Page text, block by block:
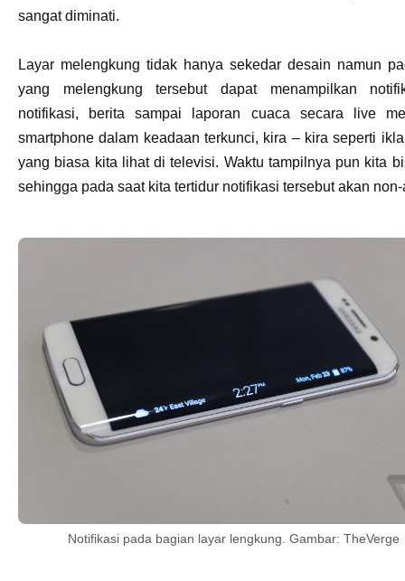
sangat diminati.
Layar melengkung tidak hanya sekedar desain namun
yang melengkung tersebut dapat menampilkan
notifikasi, berita sampai laporan cuaca secara live
smartphone dalam keadaan terkunci, kira – kira seperti
yang biasa kita lihat di televisi. Waktu tampilnya pun kita
sehingga pada saat kita tertidur notifikasi tersebut akan non-
Notifikasi pada bagian layar lengkung. Gambar: TheVerge